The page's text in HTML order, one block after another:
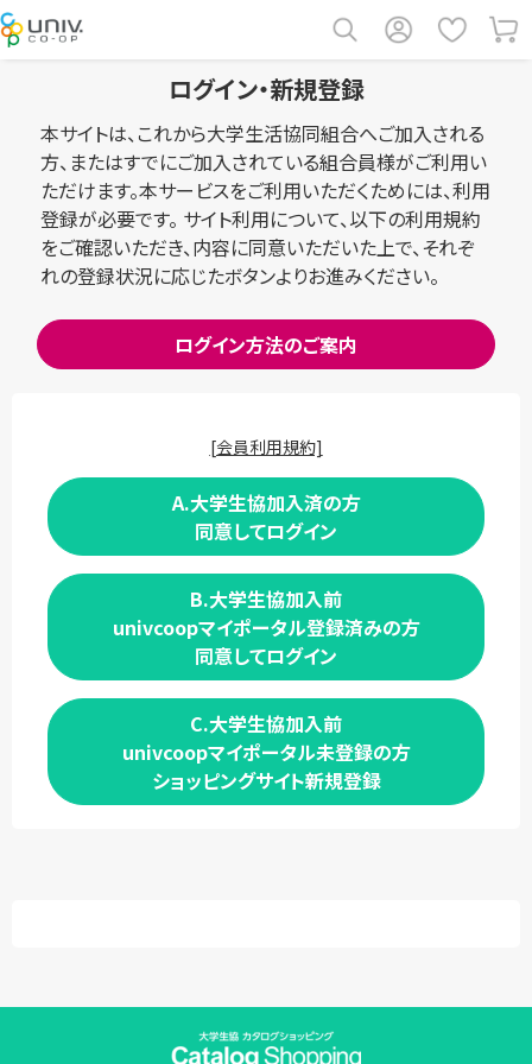
ログイン・新規登録
本サイトは、これから大学生活協同組合へご加入される
方、またはすでにご加入されている組合員様がご利用い
ただけます。本サービスをご利用いただくためには、利用
登録が必要です。 サイト利用について、以下の利用規約
をご確認いただき、内容に同意いただいた上で、それぞ
れの登録状況に応じたボタンよりお進みください。
ログイン方法のご案内
[会員利用規約]
A.大学生協加入済の方
同意してログイン
B.大学生協加入前
univcoopマイポータル登録済みの方
同意してログイン
C.大学生協加入前
univcoopマイポータル未登録の方
ショッピングサイト新規登録